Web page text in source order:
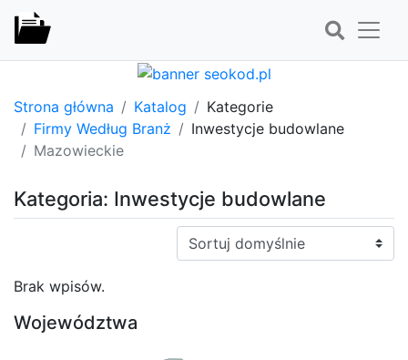
Strona główna Katalog
Kategorie
Firmy Według Branż
Inwestycje budowlane
Mazowieckie
Kategoria: Inwestycje budowlane
Sortuj:
Brak wpisów.
Województwa